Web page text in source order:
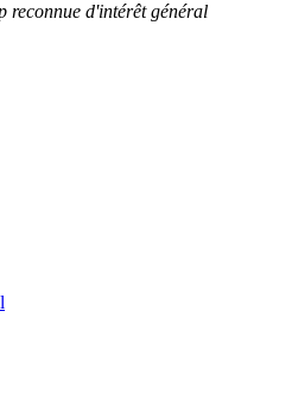
reconnue d'intérêt général